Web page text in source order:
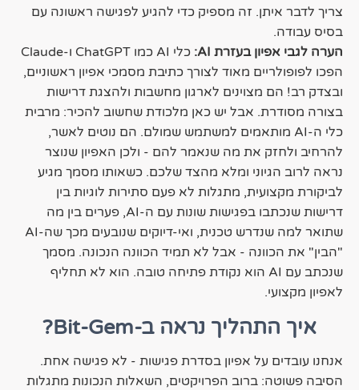
צריך לדבר איתן. זה מספיק כדי להגיע לפגישה ראשונה עם
בסיס עבודה.
הערה לגבי אפיון בעזרת AI:
כלי AI כמו ChatGPT ו-Claude
הפכו לפופולריים מאוד לצורך כתיבת מסמכי אפיון ראשוניים,
ובצדק רב! הם מצוינים לארגון מחשבות ולהצגת דרישות
בצורה מסודרת. אבל יש כאן מלכודת שחשוב להכיר: מרבית
כלי ה-AI מותאמים למשתמש שמולם. הם נוטים לאשר,
להרחיב ולחזק את מה שנאמר להם - ולכן האפיון שנוצר
נראה לרוב הגיוני ומלא מהצד שלכם. כשאותו מסמך מגיע
לביקורת מקצועית, מתגלות לא פעם סתירות לוגיות בין
דרישות שנכתבו בפגישות שונות עם ה-AI, פערים בין מה
שתואר למה שנדרש טכנית, ואי-דיוקים שנובעים מכך שה-AI
"הבין" את הכוונה - אבל לא תמיד הכוונה הנכונה. מסמך
שנכתב עם AI הוא נקודת פתיחה טובה. הוא לא תחליף
לאפיון מקצועי.
איך התהליך נראה ב-Bit-Gem?
אנחנו עובדים על אפיון בסדרת פגישות - לא פגישה אחת.
הסיבה פשוטה: ברוב הפרויקטים, השאלות הנכונות מתגלות